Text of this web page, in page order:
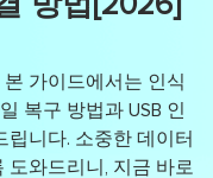
가이드에서는 인식
복구 방법과 USB 인
니다. 소중한 데이터
도와드리니, 지금 바로